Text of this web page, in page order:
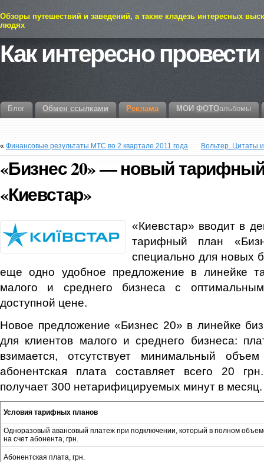
Обзоры путешествий и заведений, а также кладезь интересных
людях
Как интересно
Блог Обмен ссылками Реклама МОИ ФОТОальбомы
« Финансовые результаты МТС во 2 квартале 2011 года Вольтер. Цитаты
«Бизнес 20» — новый
«Киевстар»
«Киевстар» вводит в
тарифный план
специально для новых
еще одно удобное предложение в линейке
малого и среднего бизнеса с
доступной цене.
Новое предложение «Бизнес 20» в линейке
для клиентов малого и среднего бизнеса:
взимается, отсутствует минимальный
абонентская плата составляет всего 20
получает 300 нетарифицируемых минут в месяц.
Условия тарифных планов
Одноразовый авансовый платеж при подключении, который в полном
на счет абонента, грн.
Абонентская плата, грн.